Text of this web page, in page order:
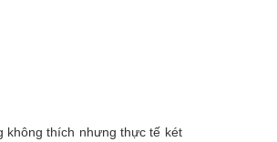
không thích nhưng thực tế két